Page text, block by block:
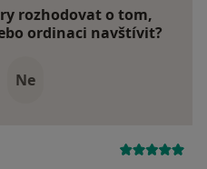
rozhodovat o tom,
ordinaci navštívit?
Ne